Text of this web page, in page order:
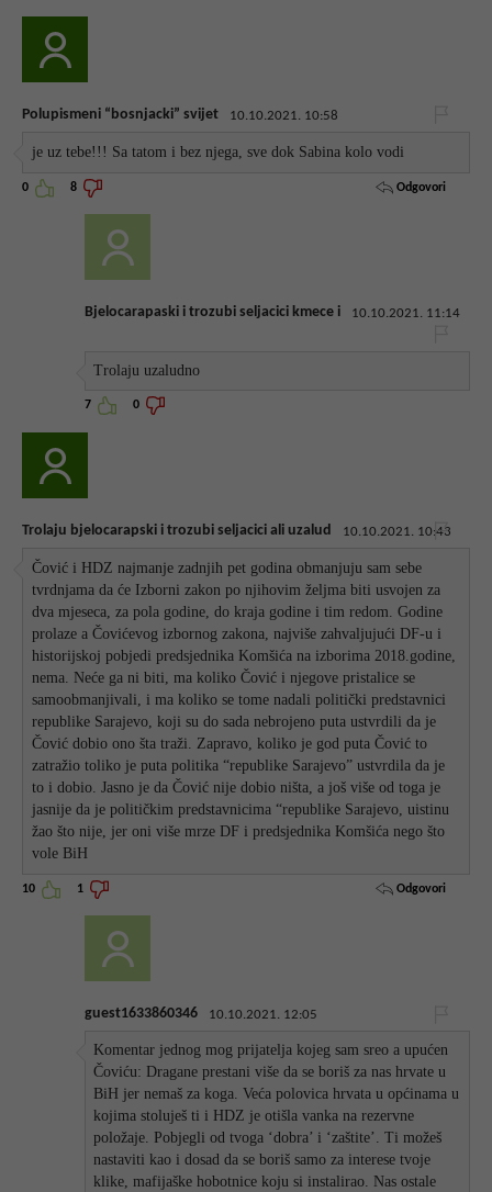
Polupismeni “bosnjacki” svijet 10.10.2021. 10:58
je uz tebe!!! Sa tatom i bez njega, sve dok Sabina kolo vodi
0 8 Odgovori
Bjelocarapaski i trozubi seljacici kmece i 10.10.2021. 11:14
Trolaju uzaludno
7 0
Trolaju bjelocarapski i trozubi seljacici ali uzalud 10.10.2021. 10:43
Čović i HDZ najmanje zadnjih pet godina obmanjuju sam sebe
tvrdnjama da će Izborni zakon po njihovim željma biti usvojen za
dva mjeseca, za pola godine, do kraja godine i tim redom. Godine
prolaze a Čovićevog izbornog zakona, najviše zahvaljujući DF-u i
historijskoj pobjedi predsjednika Komšića na izborima 2018.godine,
nema. Neće ga ni biti, ma koliko Čović i njegove pristalice se
samoobmanjivali, i ma koliko se tome nadali politički predstavnici
republike Sarajevo, koji su do sada nebrojeno puta ustvrdili da je
Čović dobio ono šta traži. Zapravo, koliko je god puta Čović to
zatražio toliko je puta politika “republike Sarajevo” ustvrdila da je
to i dobio. Jasno je da Čović nije dobio ništa, a još više od toga je
jasnije da je političkim predstavnicima “republike Sarajevo, uistinu
žao što nije, jer oni više mrze DF i predsjednika Komšića nego što
vole BiH
10 1 Odgovori
guest1633860346 10.10.2021. 12:05
Komentar jednog mog prijatelja kojeg sam sreo a upućen
Čoviću: Dragane prestani više da se boriš za nas hrvate u
BiH jer nemaš za koga. Veća polovica hrvata u općinama u
kojima stoluješ ti i HDZ je otišla vanka na rezervne
položaje. Pobjegli od tvoga ‘dobra’ i ‘zaštite’. Ti možeš
nastaviti kao i dosad da se boriš samo za interese tvoje
klike, mafijaške hobotnice koju si instalirao. Nas ostale